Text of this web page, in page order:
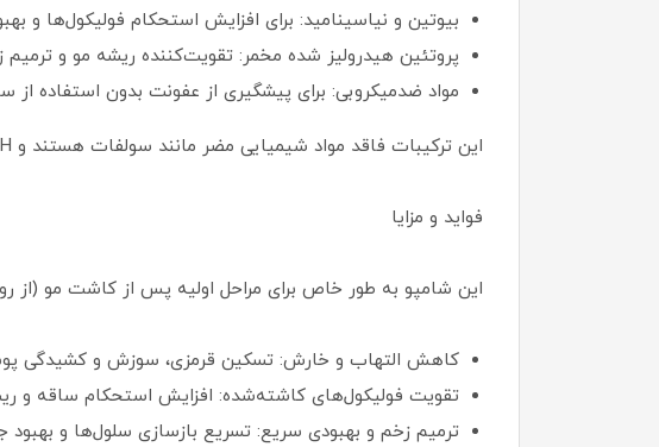
بیوتین و نیاسینامید: برای افزایش استحکام فولیکول‌ها و
پروتئین هیدرولیز شده مخمر: تقویت‌کننده ریشه مو و ترمیم
مواد ضدمیکروبی: برای پیشگیری از عفونت بدون استفاده از
این ترکیبات فاقد مواد شیمیایی مضر مانند سولفات هستند و pH متعادل (حدود ۵.۵) دارند تا پوست سر را تحریک نکنند.
فواید و مزایا
این شامپو به طور خاص برای مراحل اولیه پس از کاشت مو (از
کاهش التهاب و خارش: تسکین قرمزی، سوزش و کشیدگی
تقویت فولیکول‌های کاشته‌شده: افزایش استحکام ساقه و
ترمیم زخم و بهبودی سریع: تسریع بازسازی سلول‌ها و